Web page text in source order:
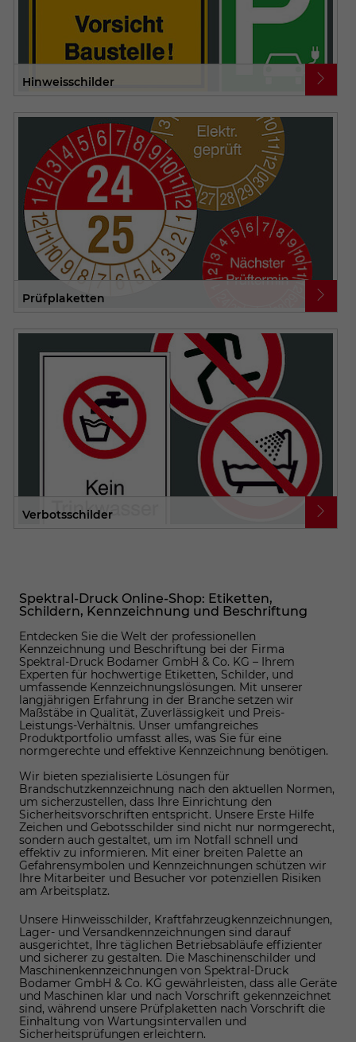
Hinweisschilder
Prüfplaketten
Verbotsschilder
Spektral-Druck Online-Shop: Etiketten,
Schildern, Kennzeichnung und Beschriftung
Entdecken Sie die Welt der professionellen
Kennzeichnung und Beschriftung bei der Firma
Spektral-Druck Bodamer GmbH & Co. KG – Ihrem
Experten für hochwertige Etiketten, Schilder, und
umfassende Kennzeichnungslösungen. Mit unserer
langjährigen Erfahrung in der Branche setzen wir
Maßstäbe in Qualität, Zuverlässigkeit und Preis-
Leistungs-Verhältnis. Unser umfangreiches
Produktportfolio umfasst alles, was Sie für eine
normgerechte und effektive Kennzeichnung benötigen.
Wir bieten spezialisierte Lösungen für
Brandschutzkennzeichnung nach den aktuellen Normen,
um sicherzustellen, dass Ihre Einrichtung den
Sicherheitsvorschriften entspricht. Unsere Erste Hilfe
Zeichen und Gebotsschilder sind nicht nur normgerecht,
sondern auch gestaltet, um im Notfall schnell und
effektiv zu informieren. Mit einer breiten Palette an
Gefahrensymbolen und Kennzeichnungen schützen wir
Ihre Mitarbeiter und Besucher vor potenziellen Risiken
am Arbeitsplatz.
Unsere Hinweisschilder, Kraftfahrzeugkennzeichnungen,
Lager- und Versandkennzeichnungen sind darauf
ausgerichtet, Ihre täglichen Betriebsabläufe effizienter
und sicherer zu gestalten. Die Maschinenschilder und
Maschinenkennzeichnungen von Spektral-Druck
Bodamer GmbH & Co. KG gewährleisten, dass alle Geräte
und Maschinen klar und nach Vorschrift gekennzeichnet
sind, während unsere Prüfplaketten nach Vorschrift die
Einhaltung von Wartungsintervallen und
Sicherheitsprüfungen erleichtern.